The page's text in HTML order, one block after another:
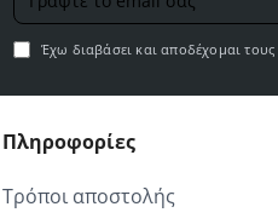
το
email
σας
Έχω διαβάσει και αποδέχομαι τους
Πληροφορίες
Τρόποι αποστολής